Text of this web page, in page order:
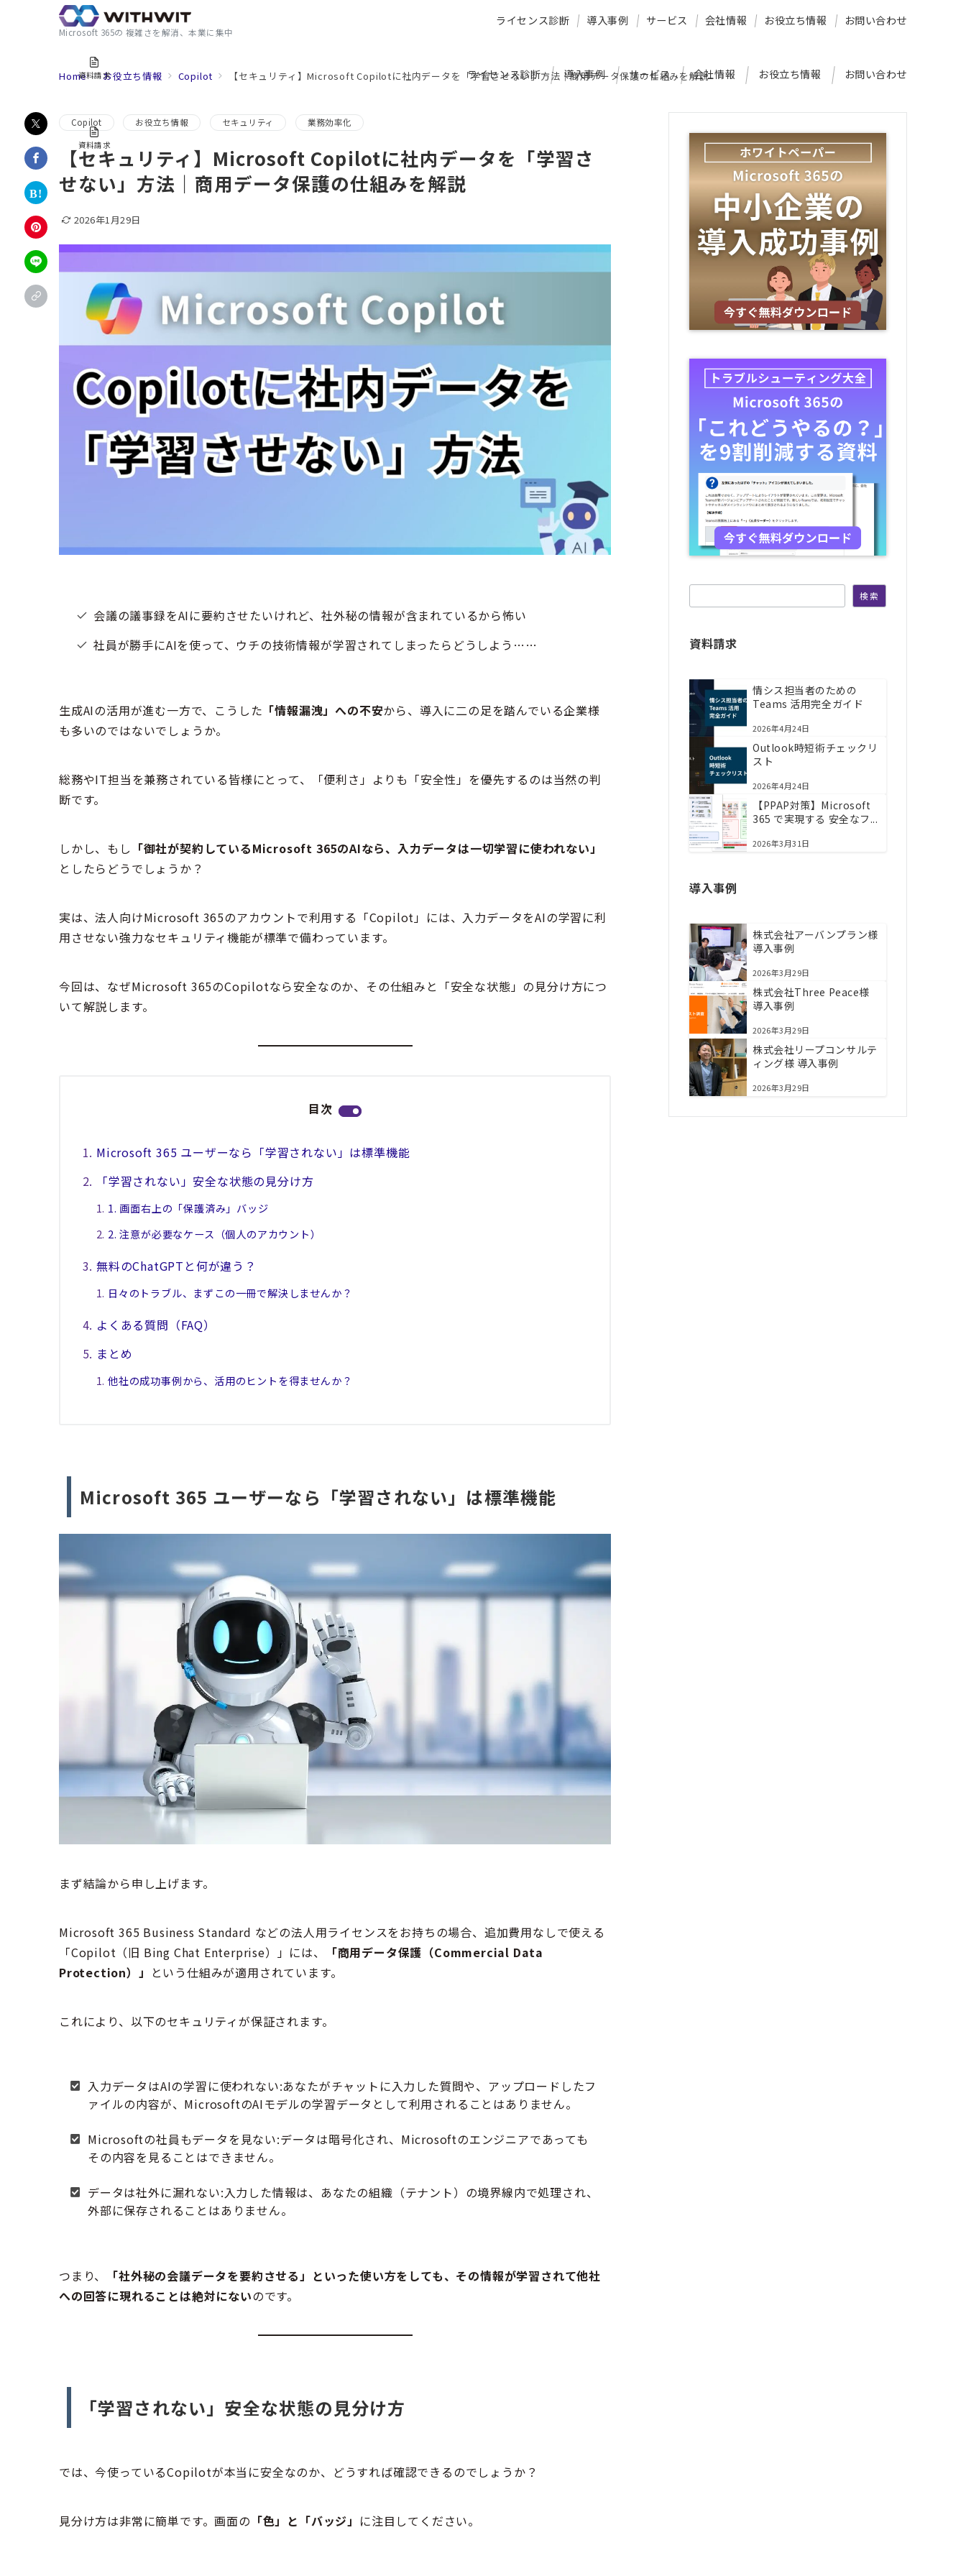
Microsoft 365の 複雑さを解消、本業に集中
ライセンス診断 導入事例 サービス 会社情報 お役立ち情報 お問い合わせ
資料請求
ライセンス診断 導入事例 サービス 会社情報 お役立ち情報 お問い合わせ
資料請求
Home お役立ち情報 Copilot 【セキュリティ】Microsoft Copilotに社内データを「学習させない」方法｜商用データ保護の仕組みを解説
Copilot お役立ち情報 セキュリティ 業務効率化
【セキュリティ】Microsoft Copilotに社内データを「学習さ
せない」方法｜商用データ保護の仕組みを解説
2026年1月29日
会議の議事録をAIに要約させたいけれど、社外秘の情報が含まれているから怖い
社員が勝手にAIを使って、ウチの技術情報が学習されてしまったらどうしよう……
生成AIの活用が進む一方で、こうした 「情報漏洩」への不安から、導入に二の足を踏んでいる企業様
も多いのではないでしょうか。
総務やIT担当を兼務されている皆様にとって、「便利さ」よりも「安全性」を優先するのは当然の判
断です。
しかし、もし 「御社が契約しているMicrosoft 365のAIなら、入力データは一切学習に使われない」
としたらどうでしょうか？
実は、法人向けMicrosoft 365のアカウントで利用する「Copilot」には、入力データをAIの学習に利
用させない強力なセキュリティ機能が標準で備わっています。
今回は、なぜMicrosoft 365のCopilotなら安全なのか、その仕組みと「安全な状態」の見分け方につ
いて解説します。
目次
Microsoft 365 ユーザーなら「学習されない」は標準機能
「学習されない」安全な状態の見分け方
1. 画面右上の「保護済み」バッジ
2. 注意が必要なケース（個人のアカウント）
無料のChatGPTと何が違う？
日々のトラブル、まずこの一冊で解決しませんか？
よくある質問（FAQ）
まとめ
他社の成功事例から、活用のヒントを得ませんか？
Microsoft 365 ユーザーなら「学習されない」は標準機能
まず結論から申し上げます。
Microsoft 365 Business Standard などの法人用ライセンスをお持ちの場合、追加費用なしで使える
「Copilot（旧 Bing Chat Enterprise）」には、
「商用データ保護（Commercial Data
Protection）」 という仕組みが適用されています。
これにより、以下のセキュリティが保証されます。
入力データはAIの学習に使われない:あなたがチャットに入力した質問や、アップロードしたフ
ァイルの内容が、MicrosoftのAIモデルの学習データとして利用されることはありません。
Microsoftの社員もデータを見ない:データは暗号化され、Microsoftのエンジニアであっても
その内容を見ることはできません。
データは社外に漏れない:入力した情報は、あなたの組織（テナント）の境界線内で処理され、
外部に保存されることはありません。
つまり、
「社外秘の会議データを要約させる」といった使い方をしても、その情報が学習されて他社
への回答に現れることは絶対にないのです。
「学習されない」安全な状態の見分け方
では、今使っているCopilotが本当に安全なのか、どうすれば確認できるのでしょうか？
見分け方は非常に簡単です。画面の 「色」と「バッジ」 に注目してください。
検索
資料請求
情シス担当者のための
Teams 活用完全ガイド
2026年4月24日
Outlook時短術チェックリ
スト
2026年4月24日
【PPAP対策】Microsoft
365 で実現する 安全なフ...
2026年3月31日
導入事例
株式会社アーバンプラン様
導入事例
2026年3月29日
株式会社Three Peace様
導入事例
2026年3月29日
株式会社リープコンサルテ
ィング様 導入事例
2026年3月29日